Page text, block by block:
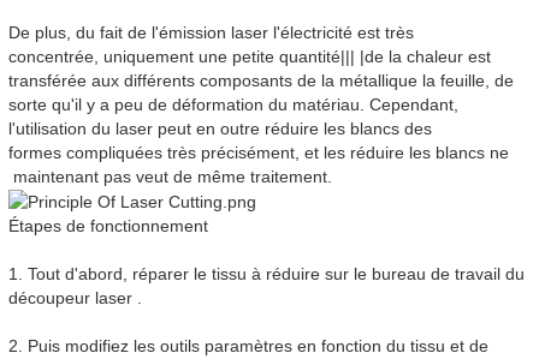
De plus, du fait de l'émission laser l'électricité est très
concentrée, uniquement une petite quantité||| |de la chaleur est
transférée aux différents composants de la métallique la feuille, de
sorte qu'il y a peu de déformation du matériau. Cependant,
l'utilisation du laser peut en outre réduire les blancs des
formes compliquées très précisément, et les réduire les blancs ne
maintenant pas veut de même traitement.
Étapes de fonctionnement
1. Tout d'abord, réparer le tissu à réduire sur le bureau de travail du
découpeur laser .
2. Puis modifiez les outils paramètres en fonction du tissu et de